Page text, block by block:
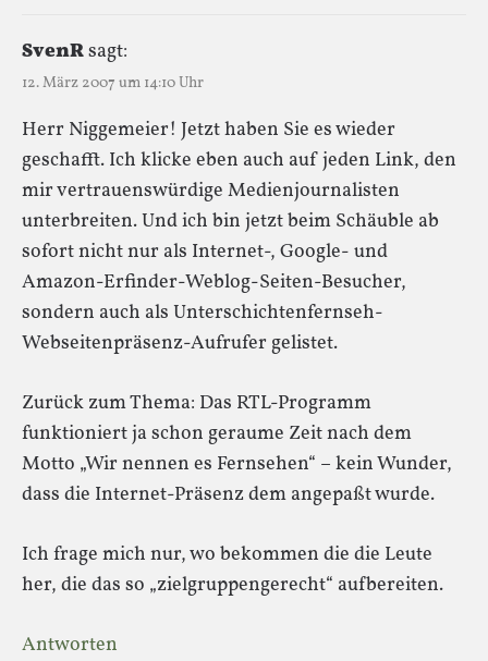
SvenRsagt:
12. März 2007 um 14:10 Uhr
Herr Niggemeier! Jetzt haben Sie es wieder
geschafft. Ich klicke eben auch auf jeden Link, den
mir vertrauenswürdige Medienjournalisten
unterbreiten. Und ich bin jetzt beim Schäuble ab
sofort nicht nur als Internet-, Google- und
Amazon-Erfinder-Weblog-Seiten-Besucher,
sondern auch als Unterschichtenfernseh-
Webseitenpräsenz-Aufrufer gelistet.
Zurück zum Thema: Das RTL-Programm
funktioniert ja schon geraume Zeit nach dem
Motto „Wir nennen es Fernsehen“ – kein Wunder,
dass die Internet-Präsenz dem angepaßt wurde.
Ich frage mich nur, wo bekommen die die Leute
her, die das so „zielgruppengerecht“ aufbereiten.
Antworten